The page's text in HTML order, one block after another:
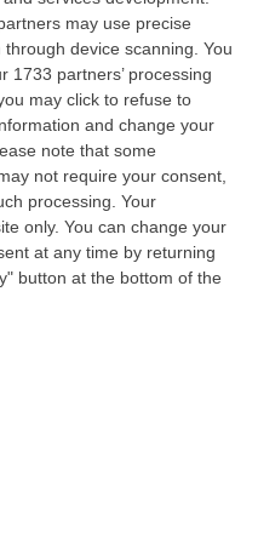
may use precise
device scanning. You
1733 partners’ processing
may click to refuse to
and change your
note that some
not require your consent,
processing. Your
only. You can change your
at any time by returning
button at the bottom of the
alla raccolta firme
che la animano mettono al…
«Chi Ha Aiutato L’Italia
Sociale»
sezione giurisdizionale
il 06 agosto 2026 ha messo l…